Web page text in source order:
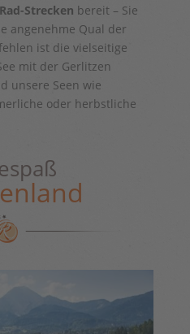
Strecken bereit – Sie
angenehme Qual der
ist die vielseitige
mit der Gerlitzen
unsere Seen wie
oder herbstliche